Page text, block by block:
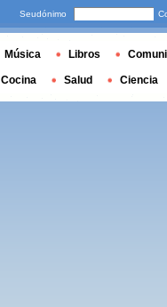
Seudónimo
Música Libros
Cocina Salud Ciencia